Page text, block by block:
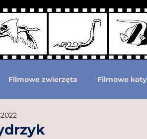
Filmowe zwierzęta Filmowe koty
ras kotów